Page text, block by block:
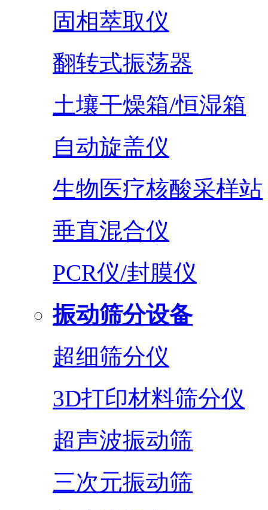
固相萃取仪
翻转式振荡器
土壤干燥箱/恒湿箱
自动旋盖仪
生物医疗核酸采样站
垂直混合仪
PCR仪/封膜仪
振动筛分设备
超细筛分仪
3D打印材料筛分仪
超声波振动筛
三次元振动筛